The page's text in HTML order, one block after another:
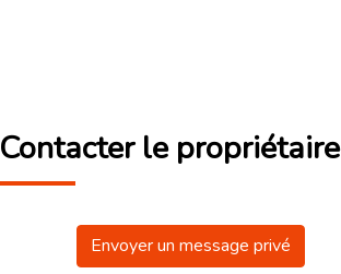
Contacter le propriétaire
Envoyer un message privé